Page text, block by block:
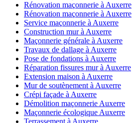
Rénovation maçonnerie à Auxerre
Rénovation maçonnerie à Auxerre
Service maçonnerie à Auxerre
Construction mur à Auxerre
Maçonnerie générale à Auxerre
Travaux de dallage à Auxerre
Pose de fondations à Auxerre
Réparation fissures mur à Auxerre
Extension maison à Auxerre
Mur de soutènement à Auxerre
Crépi façade à Auxerre
Démolition maçonnerie Auxerre
Maçonnerie écologique Auxerre